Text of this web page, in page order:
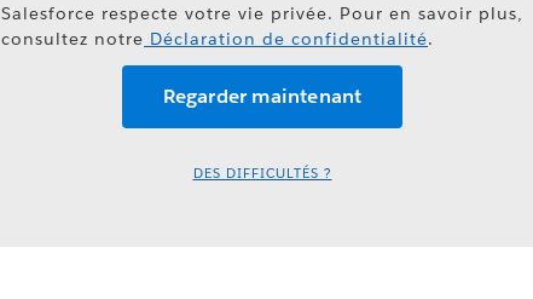
Salesforce respecte votre vie privée. Pour en savoir plus,
consultez notre Déclaration de confidentialité.
DES DIFFICULTÉS ?